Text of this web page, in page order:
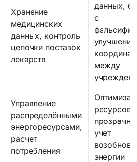
Хранение
медицинских
данных, контроль
цепочки поставок
лекарств
данных,
с
улучшение
между
Управление
распределёнными
энергоресурсами,
расчет
потребления
ресурсов,
учет
энергии